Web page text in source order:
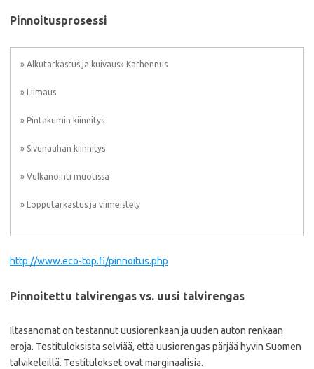
Pinnoitusprosessi
» Alkutarkastus ja kuivaus» Karhennus
» Liimaus
» Pintakumin kiinnitys
» Sivunauhan kiinnitys
» Vulkanointi muotissa
» Lopputarkastus ja viimeistely
http://www.eco-top.fi/pinnoitus.php
Pinnoitettu talvirengas vs. uusi talvirengas
Iltasanomat on testannut uusiorenkaan ja uuden auton renkaan
eroja. Testituloksista selviää, että uusiorengas pärjää hyvin Suomen
talvikeleillä. Testitulokset ovat marginaalisia.